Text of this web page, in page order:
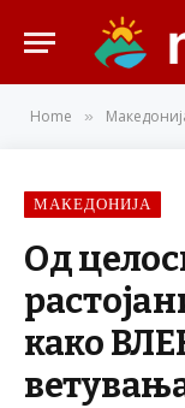
Home »
МАКЕДОНИЈА
Од
како